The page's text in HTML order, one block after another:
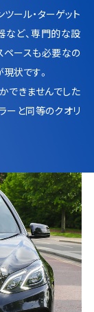
ール・ターゲット
など、専門的な設
ペースも必要なの
状です。
できませんでした
ーと同等のクオリ